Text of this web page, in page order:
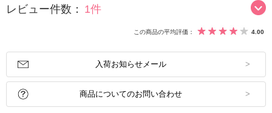
レビュー件数： 1件
この商品の平均評価： 4.00
入荷お知らせメール
商品についてのお問い合わせ